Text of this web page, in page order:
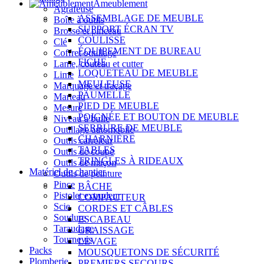
Agrafeuse
Boîte à outils
Brosse et pinceau
Clé
Coffret outillage
Lame, couteau et cutter
Lime
Marquage et traçage
Marteau
Mesure
Niveau à bulle
Outillage automobile
Outils carreleur
Outils de coupe
Outils de maçon
Outils de peinture
Pince
Pistolet extrudeur
Scie
Soudure
Taraudage
Tournevis
Packs
Plomberie
Ameublement
ASSEMBLAGE DE MEUBLE
SUPPORT ÉCRAN TV
COULISSE
ÉQUIPEMENT DE BUREAU
FICHE
LOQUETEAU DE MEUBLE
MEULEUSE
PAUMELLE
PIED DE MEUBLE
POIGNÉE ET BOUTON DE MEUBLE
SERRURE DE MEUBLE
CHARNIÈRE
TABLES
TRINGLES À RIDEAUX
Matériel de chantier
BÂCHE
COMPACTEUR
CORDES ET CÂBLES
ESCABEAU
GRAISSAGE
LEVAGE
MOUSQUETONS DE SÉCURITÉ